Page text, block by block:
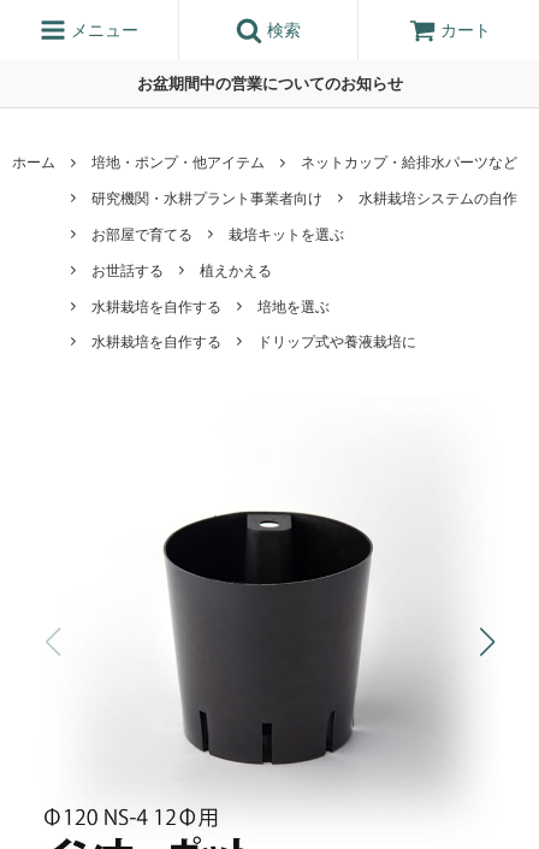
お盆期間中の営業についてのお知らせ
メニュー 検索 カート
ホーム 培地・ポンプ・他アイテム
ネットカップ・給排水パーツなど
研究機関・水耕プラント事業者向け
水耕栽培システムの自作
お部屋で育てる
栽培キットを選ぶ
お世話する
植えかえる
水耕栽培を自作する
培地を選ぶ
水耕栽培を自作する
ドリップ式や養液栽培に